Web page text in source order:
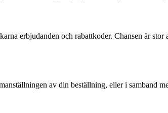
erbjudanden och rabattkoder. Chansen är
av din beställning, eller i samband